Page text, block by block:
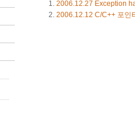
2006.12.27 Exception
2006.12.12 C/C++ 포인